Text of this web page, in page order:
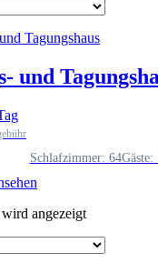
und
Schlafzimmer: 64Gäste:
angezeigt